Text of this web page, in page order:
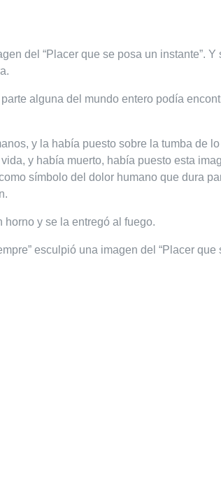
del “Placer que se posa un instante”. Y
alguna del mundo entero podía
y la había puesto sobre la tumba de
y había muerto, había puesto esta
símbolo del dolor humano que dura
y se la entregó al fuego.
esculpió una imagen del “Placer que